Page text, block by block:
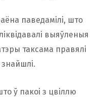
паведамілі, што
выяўленыя
таксама правялі
ў пакоі з цвіллю